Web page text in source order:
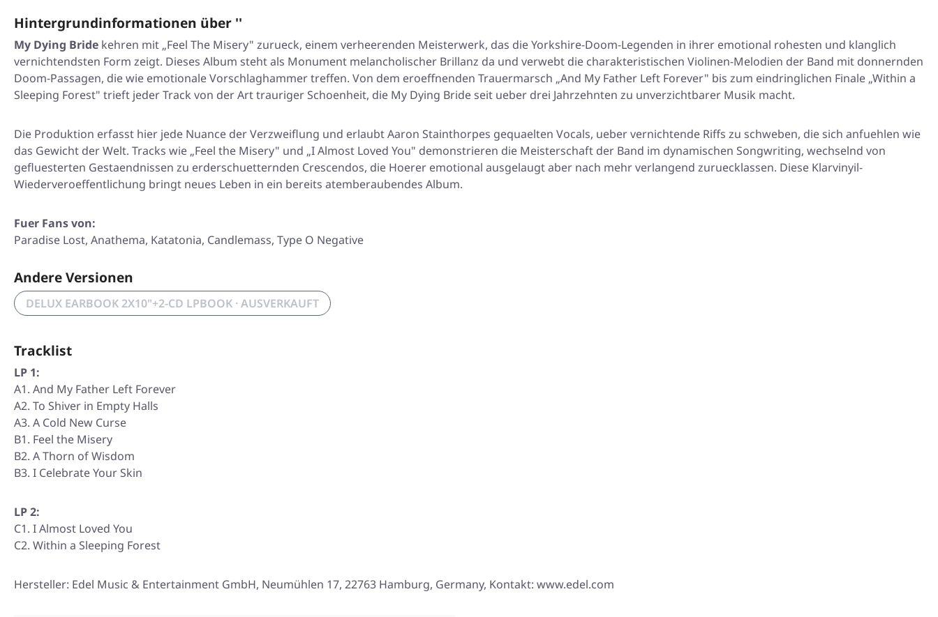
Hintergrundinformationen über ''
My Dying Bride kehren mit „Feel The Misery" zurueck, einem verheerenden Meisterwerk, das die Yorkshire-Doom-Legenden in ihrer emotional rohesten und klanglich
vernichtendsten Form zeigt. Dieses Album steht als Monument melancholischer Brillanz da und verwebt die charakteristischen Violinen-Melodien der Band mit donnernden
Doom-Passagen, die wie emotionale Vorschlaghammer treffen. Von dem eroeffnenden Trauermarsch „And My Father Left Forever" bis zum eindringlichen Finale „Within a
Sleeping Forest" trieft jeder Track von der Art trauriger Schoenheit, die My Dying Bride seit ueber drei Jahrzehnten zu unverzichtbarer Musik macht.
Die Produktion erfasst hier jede Nuance der Verzweiflung und erlaubt Aaron Stainthorpes gequaelten Vocals, ueber vernichtende Riffs zu schweben, die sich anfuehlen wie
das Gewicht der Welt. Tracks wie „Feel the Misery" und „I Almost Loved You" demonstrieren die Meisterschaft der Band im dynamischen Songwriting, wechselnd von
gefluesterten Gestaendnissen zu erderschuetternden Crescendos, die Hoerer emotional ausgelaugt aber nach mehr verlangend zuruecklassen. Diese Klarvinyil-
Wiederveroeffentlichung bringt neues Leben in ein bereits atemberaubendes Album.
Fuer Fans von:
Paradise Lost, Anathema, Katatonia, Candlemass, Type O Negative
Andere Versionen
DELUX EARBOOK 2X10"+2-CD LPBOOK · AUSVERKAUFT
Tracklist
LP 1:
A1. And My Father Left Forever
A2. To Shiver in Empty Halls
A3. A Cold New Curse
B1. Feel the Misery
B2. A Thorn of Wisdom
B3. I Celebrate Your Skin
LP 2:
C1. I Almost Loved You
C2. Within a Sleeping Forest
Hersteller: Edel Music & Entertainment GmbH, Neumühlen 17, 22763 Hamburg, Germany, Kontakt: www.edel.com